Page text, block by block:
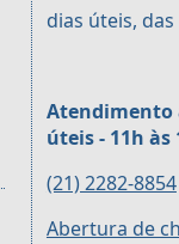
dias úteis, das
Atendimento
úteis - 11h às
(21) 2282-8854
Abertura de